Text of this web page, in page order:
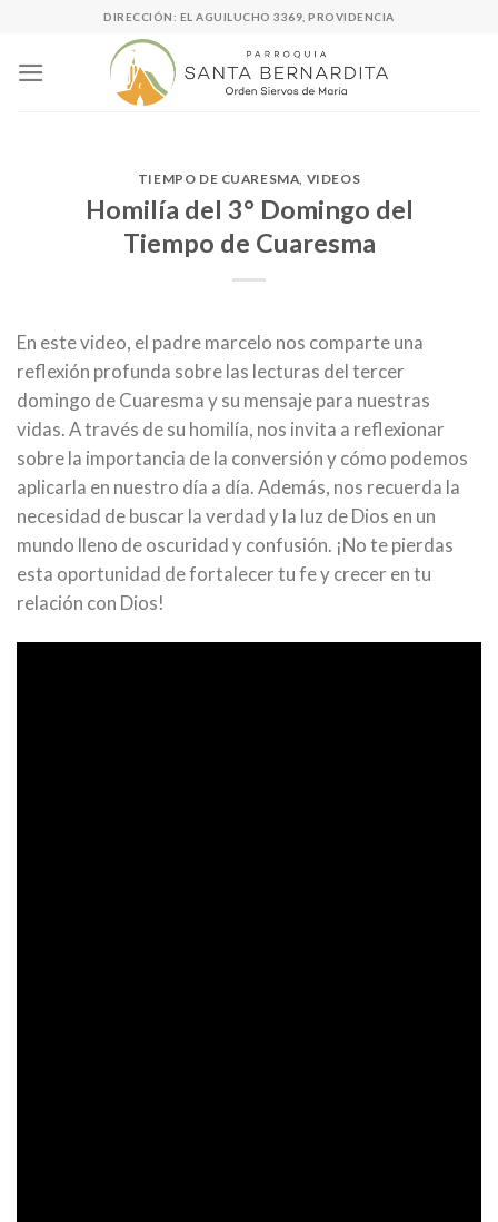
content
DIRECCIÓN: EL AGUILUCHO 3369, PROVIDENCIA
TIEMPO DE CUARESMA, VIDEOS
Homilía del 3° Domingo del
Tiempo de Cuaresma
En este video, el padre marcelo nos comparte una
reflexión profunda sobre las lecturas del tercer
domingo de Cuaresma y su mensaje para nuestras
vidas. A través de su homilía, nos invita a reflexionar
sobre la importancia de la conversión y cómo podemos
aplicarla en nuestro día a día. Además, nos recuerda la
necesidad de buscar la verdad y la luz de Dios en un
mundo lleno de oscuridad y confusión. ¡No te pierdas
esta oportunidad de fortalecer tu fe y crecer en tu
relación con Dios!